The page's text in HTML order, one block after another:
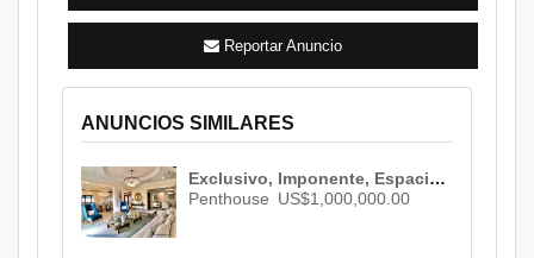
Reportar Anuncio
ANUNCIOS SIMILARES
Exclusivo, Imponente, Espacioso, Elegante y Lujoso Penthouse en Los Cacicazgos. ID 702
Penthouse US$1,000,000.00